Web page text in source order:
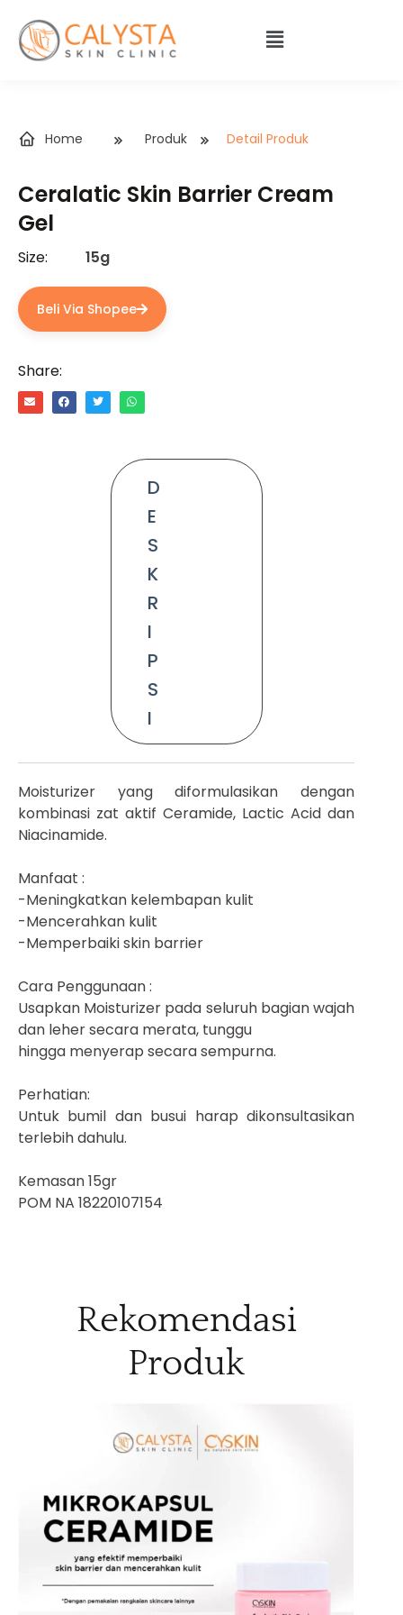
Home Produk Detail Produk
Ceralatic Skin Barrier Cream
Gel
Size: 15g
Beli Via Shopee
Share:
D
E
S
K
R
I
P
S
I
Moisturizer yang diformulasikan dengan
kombinasi zat aktif Ceramide, Lactic Acid dan
Niacinamide.
Manfaat :
-Meningkatkan kelembapan kulit
-Mencerahkan kulit
-Memperbaiki skin barrier
Cara Penggunaan :
Usapkan Moisturizer pada seluruh bagian wajah
dan leher secara merata, tunggu
hingga menyerap secara sempurna.
Perhatian:
Untuk bumil dan busui harap dikonsultasikan
terlebih dahulu.
Kemasan 15gr
POM NA 18220107154
Rekomendasi
Produk